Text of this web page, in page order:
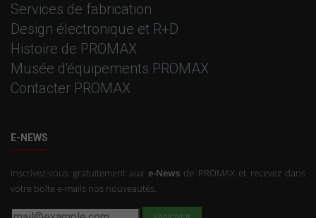
Services de fabrication
Design électronique et R+D
Histoire de PROMAX
Musée d'équipements PROMAX
Contacter PROMAX
E-NEWS
Inscrivez-vous gratuitement aux e-Newsde PROMAX et recevez dans
votre boîte e-mails nos nouveautés.